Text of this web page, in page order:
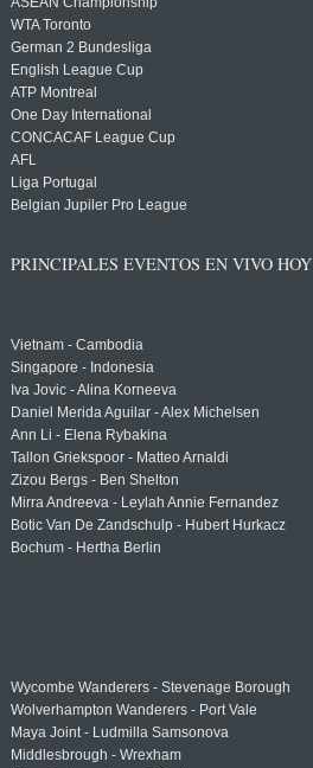
WTA Toronto
German 2 Bundesliga
English League Cup
ATP Montreal
One Day International
CONCACAF League Cup
AFL
Liga Portugal
Belgian Jupiler Pro League
PRINCIPALES EVENTOS EN VIVO HOY
Vietnam - Cambodia
Singapore - Indonesia
Iva Jovic - Alina Korneeva
Daniel Merida Aguilar - Alex Michelsen
Ann Li - Elena Rybakina
Tallon Griekspoor - Matteo Arnaldi
Zizou Bergs - Ben Shelton
Mirra Andreeva - Leylah Annie Fernandez
Botic Van De Zandschulp - Hubert Hurkacz
Bochum - Hertha Berlin
Wycombe Wanderers - Stevenage Borough
Wolverhampton Wanderers - Port Vale
Maya Joint - Ludmilla Samsonova
Middlesbrough - Wrexham